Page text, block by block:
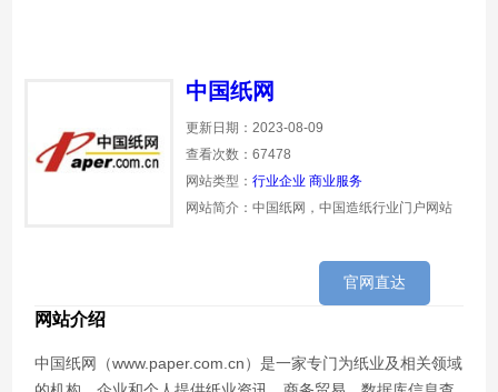
中国纸网
更新日期：2023-08-09
查看次数：67478
网站类型：行业企业 商业服务
网站简介：中国纸网，中国造纸行业门户网站
官网直达
网站介绍
中国纸网（www.paper.com.cn）是一家专门为纸业及相关领域